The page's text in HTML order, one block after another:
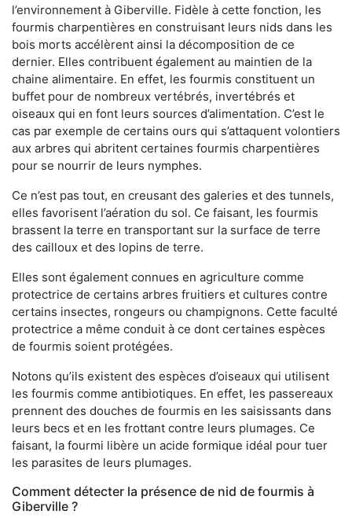
l’environnement à Giberville. Fidèle à cette fonction, les
fourmis charpentières en construisant leurs nids dans les
bois morts accélèrent ainsi la décomposition de ce
dernier. Elles contribuent également au maintien de la
chaine alimentaire. En effet, les fourmis constituent un
buffet pour de nombreux vertébrés, invertébrés et
oiseaux qui en font leurs sources d’alimentation. C’est le
cas par exemple de certains ours qui s’attaquent volontiers
aux arbres qui abritent certaines fourmis charpentières
pour se nourrir de leurs nymphes.
Ce n’est pas tout, en creusant des galeries et des tunnels,
elles favorisent l’aération du sol. Ce faisant, les fourmis
brassent la terre en transportant sur la surface de terre
des cailloux et des lopins de terre.
Elles sont également connues en agriculture comme
protectrice de certains arbres fruitiers et cultures contre
certains insectes, rongeurs ou champignons. Cette faculté
protectrice a même conduit à ce dont certaines espèces
de fourmis soient protégées.
Notons qu’ils existent des espèces d’oiseaux qui utilisent
les fourmis comme antibiotiques. En effet, les passereaux
prennent des douches de fourmis en les saisissants dans
leurs becs et en les frottant contre leurs plumages. Ce
faisant, la fourmi libère un acide formique idéal pour tuer
les parasites de leurs plumages.
Comment détecter la présence de nid de fourmis à
Giberville ?